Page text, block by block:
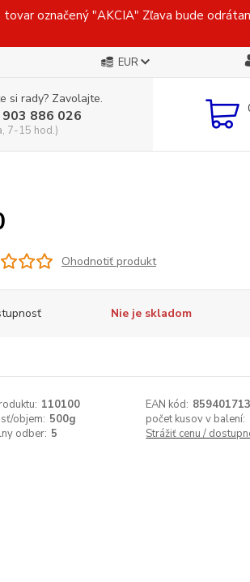
označený "AKCIA" Zľava bude
EUR
si rady? Zavolajte.
886 026
7-15 hod.)
Ohodnotiť produkt
Nie je skladom
110100 EAN kód:
objem: 500g počet kusov v balení:
odber: 5 Strážiť cenu /